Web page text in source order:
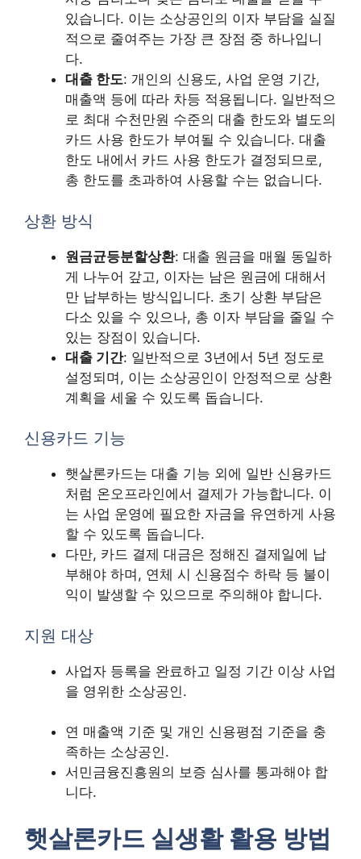
있습니다. 이는 소상공인의 이자 부담을 실질
적으로 줄여주는 가장 큰 장점 중 하나입니
다.
대출 한도: 개인의 신용도, 사업 운영 기간,
매출액 등에 따라 차등 적용됩니다. 일반적으
로 최대 수천만원 수준의 대출 한도와 별도의
카드 사용 한도가 부여될 수 있습니다. 대출
한도 내에서 카드 사용 한도가 결정되므로,
총 한도를 초과하여 사용할 수는 없습니다.
상환 방식
원금균등분할상환: 대출 원금을 매월 동일하
게 나누어 갚고, 이자는 남은 원금에 대해서
만 납부하는 방식입니다. 초기 상환 부담은
다소 있을 수 있으나, 총 이자 부담을 줄일 수
있는 장점이 있습니다.
대출 기간: 일반적으로 3년에서 5년 정도로
설정되며, 이는 소상공인이 안정적으로 상환
계획을 세울 수 있도록 돕습니다.
신용카드 기능
햇살론카드는 대출 기능 외에 일반 신용카드
처럼 온오프라인에서 결제가 가능합니다. 이
는 사업 운영에 필요한 자금을 유연하게 사용
할 수 있도록 돕습니다.
다만, 카드 결제 대금은 정해진 결제일에 납
부해야 하며, 연체 시 신용점수 하락 등 불이
익이 발생할 수 있으므로 주의해야 합니다.
지원 대상
사업자 등록을 완료하고 일정 기간 이상 사업
을 영위한 소상공인.
연 매출액 기준 및 개인 신용평점 기준을 충
족하는 소상공인.
서민금융진흥원의 보증 심사를 통과해야 합
니다.
햇살론카드 실생활 활용 방법